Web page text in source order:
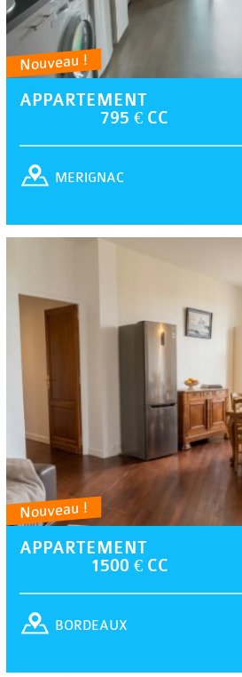
Nouveau !
APPARTEMENT
795 € CC
MERIGNAC
Nouveau !
APPARTEMENT
1500 € CC
BORDEAUX